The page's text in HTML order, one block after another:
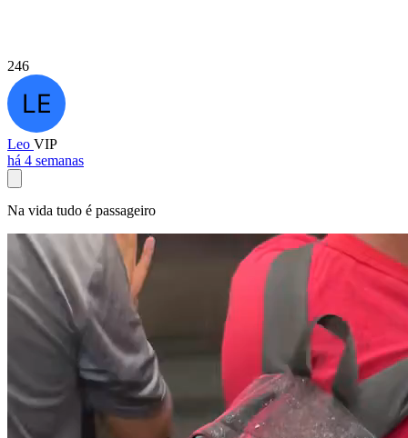
246
Leo VIP
há 4 semanas
Na vida tudo é passageiro